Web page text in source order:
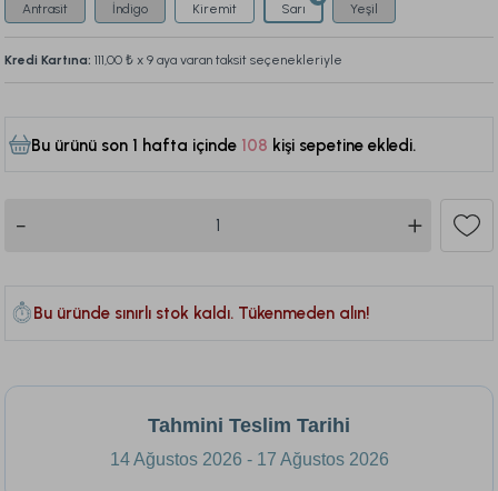
Antrasit İndigo Kiremit Sarı Yeşil
Kredi Kartına: 111,00 ₺ x 9 aya varan taksit seçenekleriyle
Bu ürünü son 1 hafta içinde 108 kişi sepetine ekledi.
Bu üründe sınırlı stok kaldı. Tükenmeden alın!
Tahmini Teslim Tarihi
14 Ağustos 2026 - 17 Ağustos 2026